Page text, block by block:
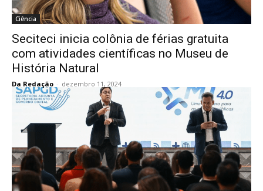
Ciência
Seciteci inicia colônia de férias gratuita
com atividades científicas no Museu de
História Natural
Da Redação - dezembro 11, 2024